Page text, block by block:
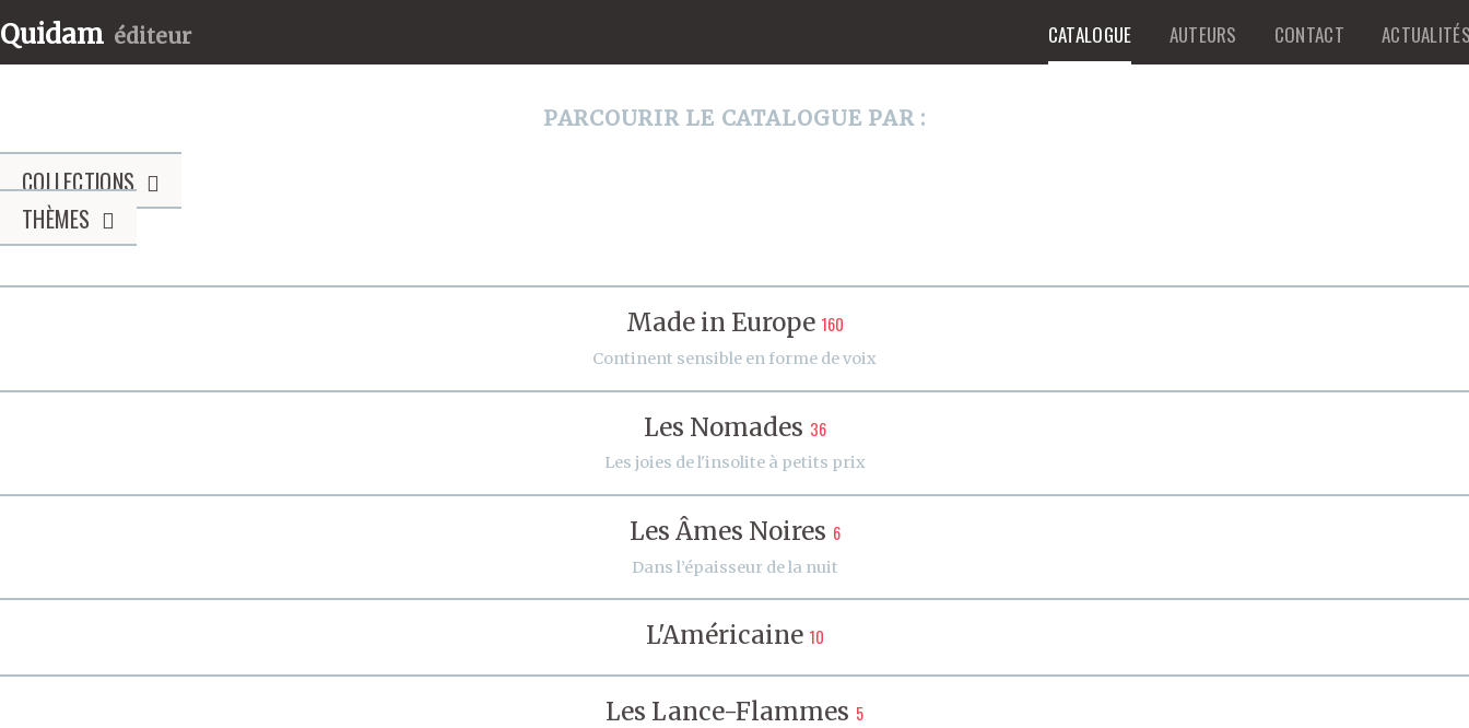
Quidam éditeur CATALOGUE AUTEURS CONTACT
PARCOURIR LE CATALOGUE PAR :
COLLECTIONS
THÈMES
Made in Europe 160
Continent sensible en forme de voix
Les Nomades 36
Les joies de l'insolite à petits prix
Les Âmes Noires 6
Dans l’épaisseur de la nuit
L'Américaine 10
Les Lance-Flammes 5